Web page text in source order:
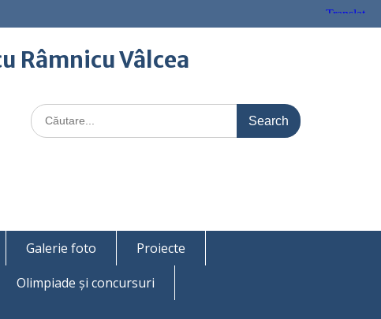
Râmnicu Vâlcea
Search
for:
Galerie foto
Proiecte
Olimpiade şi concursuri